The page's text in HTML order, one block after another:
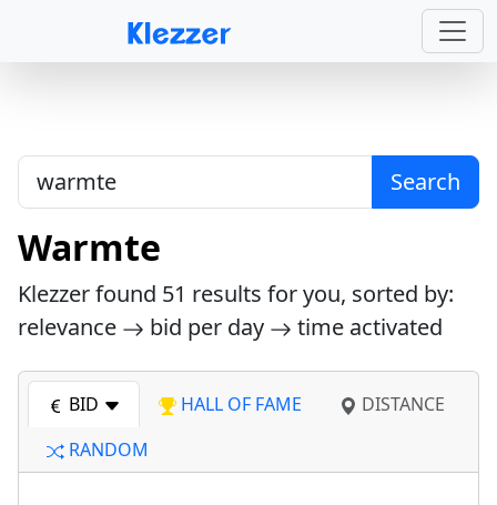
Search
Warmte
Klezzer found 51 results for you, sorted by:
relevance
bid per day time activated
BID HALL OF FAME
DISTANCE
RANDOM